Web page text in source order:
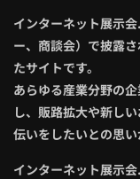
インターネット展示
ー、商談会）で披露
たサイトです。
あらゆる産業分野の
し、販路拡大や新し
伝いをしたいとの思い
インターネット展示